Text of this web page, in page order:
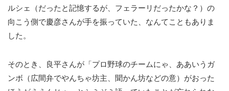
ルシェ（だったと記憶するが、フェラーリだったかな？）の
向こう側で慶彦さんが手を振っていた、なんてこともありま
した。
そのとき、良平さんが「プロ野球のチームにゃ、ああいうガ
ンボ（広間弁でやんちゃ坊主、聞かん坊などの意）がおった